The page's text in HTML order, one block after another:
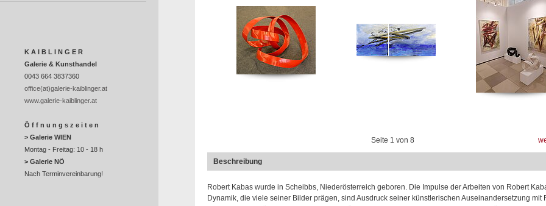
K A I B L I N G E R
Galerie & Kunsthandel
0043 664 3837360
office(at)galerie-kaiblinger.at
www.galerie-kaiblinger.at
Ö f f n u n g s z e i t e n
> Galerie WIEN
Montag - Freitag: 10 - 18 h
> Galerie NÖ
Nach Terminvereinbarung!
Seite 1 von 8
Beschreibung
Robert Kabas wurde in Scheibbs, Niederösterreich geboren. Die Impulse der Arbeiten von Robert
Dynamik, die viele seiner Bilder prägen, sind Ausdruck seiner künstlerischen Auseinandersetzung mit